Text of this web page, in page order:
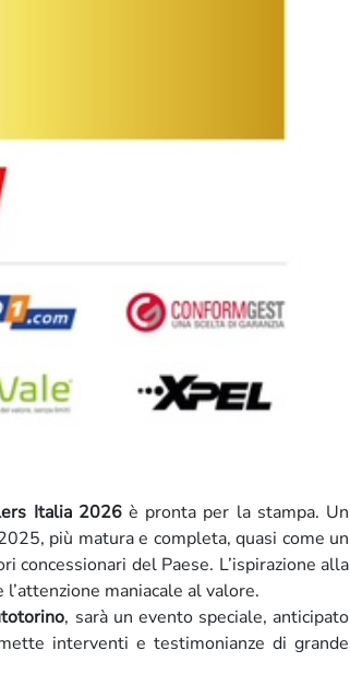
Italia 2026è pronta per la stampa. Un
più matura e completa, quasi come un
concessionari del Paese. L’ispirazione alla
maniacale al valore.
, sarà un evento speciale, anticipato
interventi e testimonianze di grande